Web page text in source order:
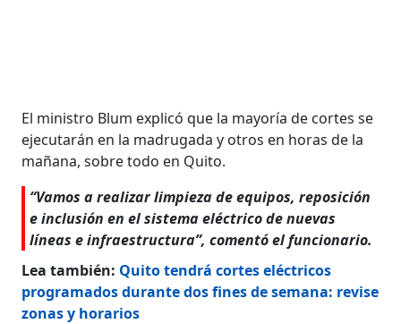
El ministro Blum explicó que la mayoría de cortes se
ejecutarán en la madrugada y otros en horas de la
mañana, sobre todo en Quito.
“Vamos a realizar limpieza de equipos, reposición
e inclusión en el sistema eléctrico de nuevas
líneas e infraestructura”, comentó el funcionario.
Lea también: Quito tendrá cortes eléctricos
programados durante dos fines de semana: revise
zonas y horarios